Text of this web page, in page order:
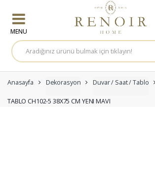
A
r
a
a
:
Anasayfa Dekorasyon Duvar / Saat / Tablo
TABLO CH102-5 38X75 CM YENI MAVI